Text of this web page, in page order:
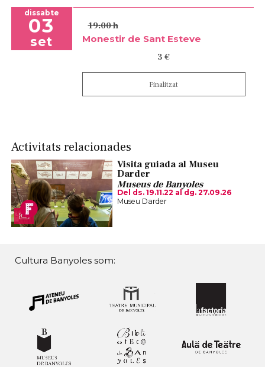
dissabte
03
set
19:00 h
Monestir de Sant Esteve
3 €
Finalitzat
Activitats relacionades
Visita guiada al Museu
Darder
Museus de Banyoles
Del ds. 19.11.22 al dg. 27.09.26
Museu Darder
Cultura Banyoles som: